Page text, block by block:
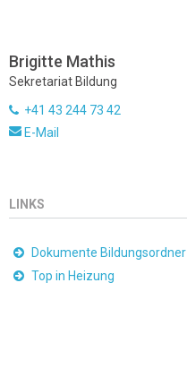
Brigitte Mathis
Sekretariat Bildung
+41 43 244 73 42
E-Mail
LINKS
Dokumente Bildungsordner
Top in Heizung